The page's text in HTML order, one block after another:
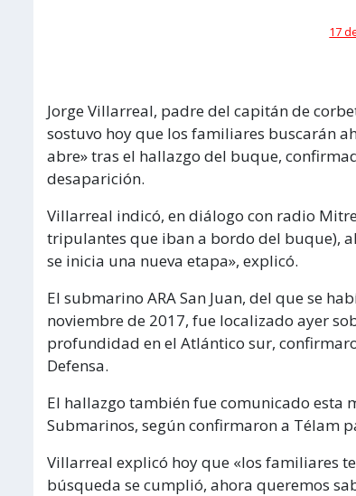
17
Jorge Villarreal, padre del capitán de
sostuvo hoy que los familiares buscarán
abre» tras el hallazgo del buque,
desaparición.
Villarreal indicó, en diálogo con radio
tripulantes que iban a bordo del buque),
se inicia una nueva etapa», explicó.
El submarino ARA San Juan, del que se
noviembre de 2017, fue localizado ayer
profundidad en el Atlántico sur,
Defensa.
El hallazgo también fue comunicado
Submarinos, según confirmaron a Télam
Villarreal explicó hoy que «los familiares
búsqueda se cumplió, ahora queremos